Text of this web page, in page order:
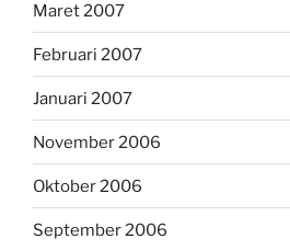
Maret 2007
Februari 2007
Januari 2007
November 2006
Oktober 2006
September 2006